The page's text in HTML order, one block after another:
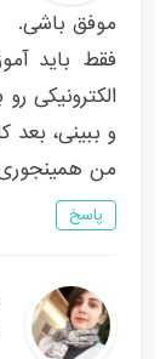
موفق باشی.
فقط باید
الکترونیکی
و ببینی،
من
پاسخ